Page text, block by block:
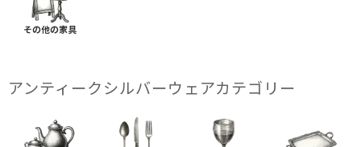
その他の家具
アンティークシルバーウェアカテゴリー